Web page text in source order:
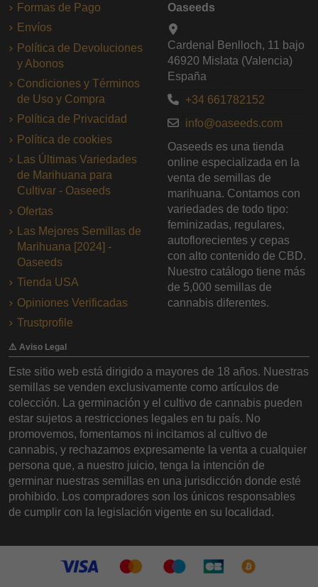
Formas de Pago
Envíos
Política de Devoluciones
y Abonos
Condiciones y Términos
de Uso y Compra
Política de Privacidad
Política de cookies
Las Últimas Variedades
de Marihuana para
Cultivar - Oaseeds
Ofertas
Las Mejores Semillas de
Marihuana [2024] -
Oaseeds
Tienda USA
Opiniones Verificadas
Trustprofile
Oaseeds
Cardenal Benlloch, 11 bajo
46920 Mislata (Valencia)
España
+34 661782152
info@oaseeds.com
Oaseeds es una tienda
online especializada en la
venta de semillas de
marihuana. Contamos con
variedades de todo tipo:
feminizadas, regulares,
autoflorecientes y cepas
con alto contenido de CBD.
Nuestro catálogo tiene más
de 5,000 semillas de
cannabis diferentes.
⚠️ Aviso Legal
Este sitio web está dirigido a mayores de 18 años. Nuestras
semillas se venden exclusivamente como artículos de
colección. La germinación y el cultivo de cannabis pueden
estar sujetos a restricciones legales en tu país. No
promovemos, fomentamos ni incitamos al cultivo de
cannabis, y rechazamos expresamente la venta a cualquier
persona que, a nuestro juicio, tenga la intención de
germinar nuestras semillas en una jurisdicción donde esté
prohibido. Los compradores son los únicos responsables
de cumplir con la legislación vigente en su localidad.